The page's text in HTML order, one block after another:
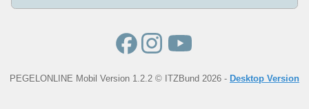
PEGELONLINE Mobil Version 1.2.2 © ITZBund 2026 - Desktop Version